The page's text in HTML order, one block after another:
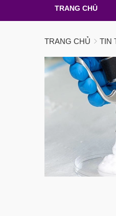
TRANG CHỦ
TRANG CHỦ TIN